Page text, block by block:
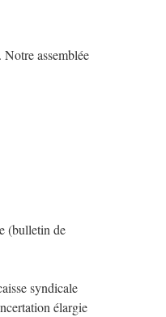
assemblée
(bulletin de
syndicale
élargie